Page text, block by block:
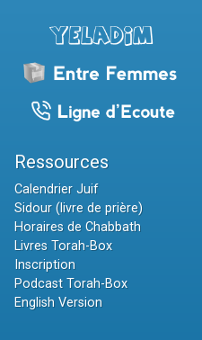
Ressources
Calendrier Juif
Sidour (livre de prière)
Horaires de Chabbath
Livres Torah-Box
Inscription
Podcast Torah-Box
English Version